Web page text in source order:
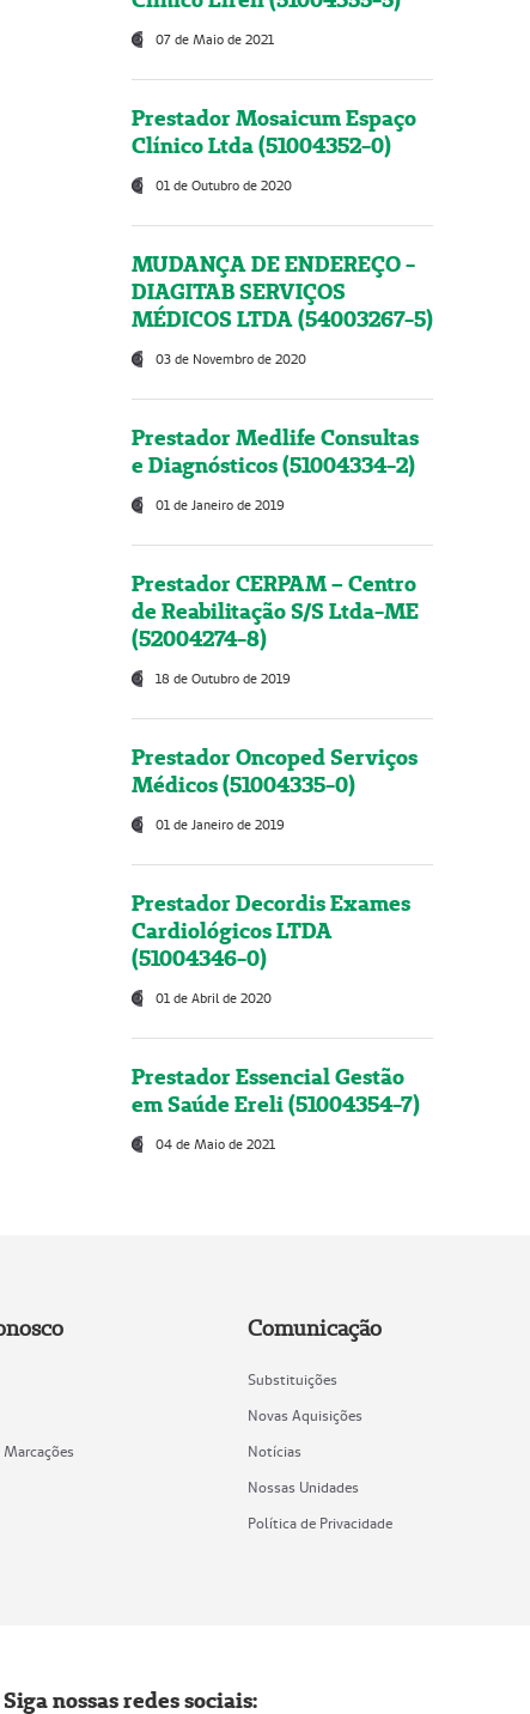
07 de Maio de 2021
Prestador Mosaicum Espaço
Clínico Ltda (51004352-0)
01 de Outubro de 2020
MUDANÇA DE ENDEREÇO -
DIAGITAB SERVIÇOS
MÉDICOS LTDA (54003267-5)
03 de Novembro de 2020
Prestador Medlife Consultas
e Diagnósticos (51004334-2)
01 de Janeiro de 2019
Prestador CERPAM – Centro
de Reabilitação S/S Ltda-ME
(52004274-8)
18 de Outubro de 2019
Prestador Oncoped Serviços
Médicos (51004335-0)
01 de Janeiro de 2019
Prestador Decordis Exames
Cardiológicos LTDA
(51004346-0)
01 de Abril de 2020
Prestador Essencial Gestão
em Saúde Ereli (51004354-7)
04 de Maio de 2021
Comunicação
Substituições
Novas Aquisições
Notícias
Nossas Unidades
Política de Privacidade
Siga nossas redes sociais: